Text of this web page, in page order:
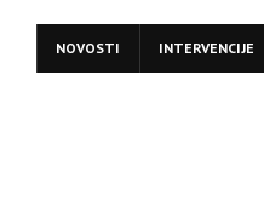
NOVOSTI INTERVENCIJE